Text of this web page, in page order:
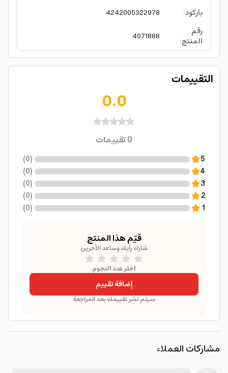
باركود:
4242005322978
رقم
المنتج:
4071888
التقييمات
0.0
0تقييمات
5
(
0
)
4
(
0
)
3
(
0
)
2
(
0
)
1
(
0
)
قيّم هذا المنتج
شارك رأيك وساعد الآخرين
اختر عدد النجوم
إضافة تقييم
سيتم نشر تقييمك بعد المراجعة
مشاركات العملاء